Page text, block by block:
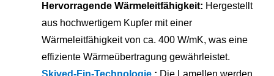
Hervorragende Wärmeleitfähigkeit: Hergestellt
aus hochwertigem Kupfer mit einer
Wärmeleitfähigkeit von ca. 400 W/mK, was eine
effiziente Wärmeübertragung gewährleistet.